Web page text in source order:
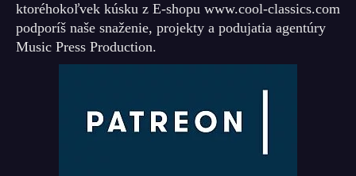
ktoréhokoľvek kúsku z E-shopu www.cool-classics.com
podporíš naše snaženie, projekty a podujatia agentúry
Music Press Production.